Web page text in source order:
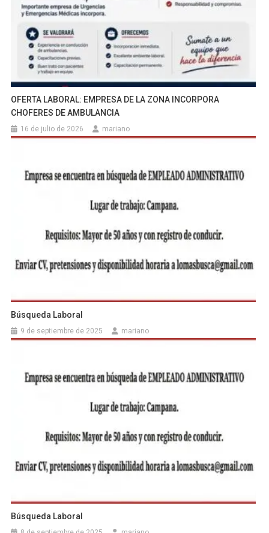
OFERTA LABORAL: EMPRESA DE LA ZONA INCORPORA
CHOFERES DE AMBULANCIA
16 de julio de 2026 mariano
Búsqueda Laboral
9 de septiembre de 2025 mariano
Búsqueda Laboral